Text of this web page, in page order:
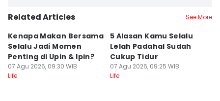
Related Articles See More
Kenapa Makan Bersama
Selalu Jadi Momen
Penting di Upin & Ipin?
07 Agu 2026, 09:30 WIB
Life
5 Alasan Kamu Selalu
Lelah Padahal Sudah
Cukup Tidur
07 Agu 2026, 09:25 WIB
Life